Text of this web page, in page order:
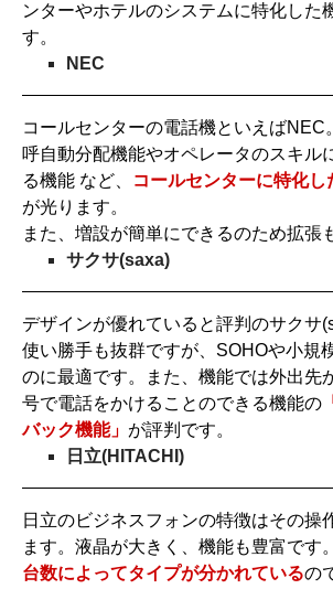
ンターやホテルのシステムに特化した
す。
NEC
コールセンターの電話機といえばNEC
呼自動分配機能やオペレータのスキル
る機能 など、
コールセンターに特化し
が光ります。
また、増設が簡単にできるのため拡張
サクサ(saxa)
デザインが優れていると評判のサクサ
使い勝手も抜群ですが、SOHOや小規
のに最適です。また、機能では外出先
号で電話をかけることのできる機能の
バック機能」 が評判です。
日立(HITACHI)
日立のビジネスフォンの特徴はその操
ます。液晶が大きく、機能も豊富です
台数によってタイプが分かれているの